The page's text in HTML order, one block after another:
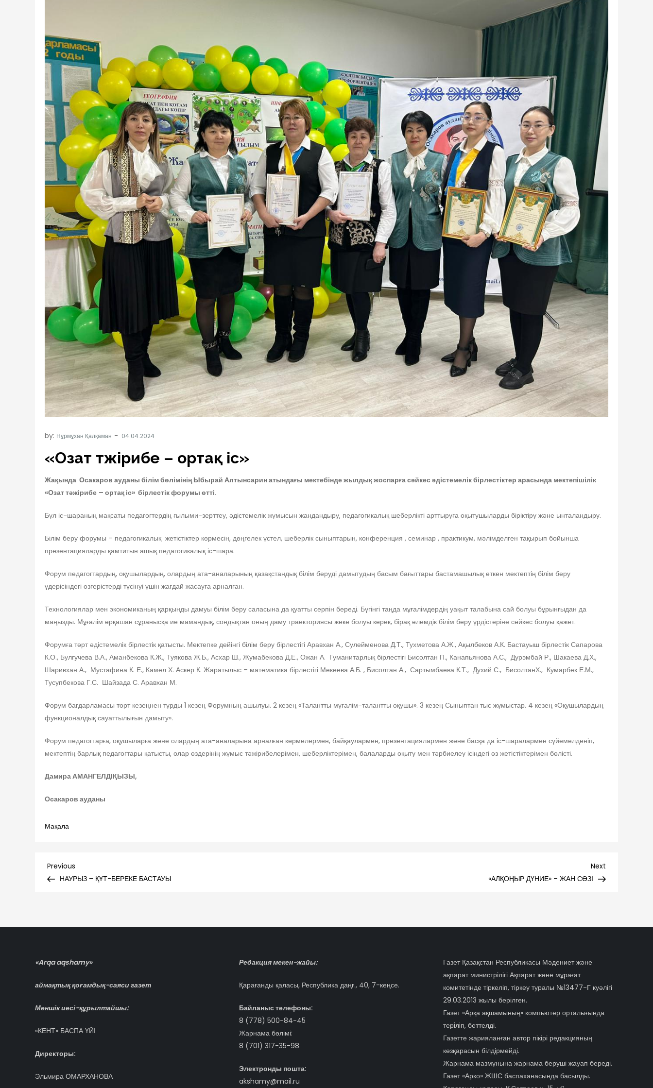
by: Нұрмұхан Қалқаман
«Озат тәжірибе – ортақ іс»
Жақында Осакаров ауданы білім бөлімінің Ыбырай Алтынсарин атындағы мектебіндежылдық жоспарға сәйкес әдістемелік бірлестіктер арасында мектепішілік
«Озат тәжірибе – ортақ іс» бірлестік форумы өтті.
Бұл іс-шараның мақсаты педагогтердің ғылыми-зерттеу, әдістемелік жұмысын жандандыру, педагогикалық шеберлікті арттыруға оқытушыларды біріктіру және ынталандыру.
Білім беру форумы – педагогикалық жетістіктер көрмесін, дөңгелек үстел, шеберлік сыныптарын, конференция , семинар , практикум, мәлімделген тақырып бойынша
презентацияларды қамтитын ашық педагогикалық іс-шара.
Форум педагогтардың, оқушылардың, олардың ата-аналарының қазақстандық білім беруді дамытудың басым бағыттары бастамашылық еткен мектептің білім беру
үдерісіндегі өзгерістерді түсінуі үшін жағдай жасауға арналған.
Технологиялар мен экономиканың қарқынды дамуы білім беру саласына да қуатты серпін береді. Бүгінгі таңда мұғалімдердің уақыт талабына сай болуы бұрынғыдан да
маңызды. Мұғалім әрқашан сұранысқа ие мамандық, сондықтан оның даму траекториясы жеке болуы керек, бірақ әлемдік білім беру үрдістеріне сәйкес болуы қажет.
Форумға төрт әдістемелік бірлестік қатысты. Мектепке дейінгі білім беру бірлестігі Аравхан А., Сулейменова Д.Т., Тухметова А.Ж., Ақылбеков А.К. Бастауыш бірлестік Сапарова
К.О., Булгучева В.А., Аманбекова К.Ж., Туякова Ж.Б., Асхар Ш., Жумабекова Д.Е., Ожан А. Гуманитарлық бірлестігі Бисолтан П., Канапьянова А.С., Дурэмбай Р., Шакаева Д.Х.,
Шаривхан А., Мустафина К. Е., Камел Х. Аскер К. Жаратылыс – математика бірлестігі Мекеева А.Б. , Бисолтан А., Сартымбаева К.Т., Духий С., БисолтанХ., Кумарбек Е.М.,
Тусупбекова Г.С. Шайзада С. Аравхан М.
Форум бағдарламасы төрт кезеңнен тұрды 1 кезең Форумның ашылуы. 2 кезең «Талантты мұғалім-талантты оқушы». 3 кезең Сыныптан тыс жұмыстар. 4 кезең «Оқушылардың
функционалдық сауаттылығын дамыту».
Форум педагогтарға, оқушыларға және олардың ата-аналарына арналған көрмелермен, байқаулармен, презентациялармен және басқа да іс-шаралармен сүйемелденіп,
мектептің барлық педагогтары қатысты, олар өздерінің жұмыс тәжірибелерімен, шеберліктерімен, балаларды оқыту мен тәрбиелеу ісіндегі өз жетістіктерімен бөлісті.
Дамира АМАНГЕЛДІҚЫЗЫ,
Осакаров ауданы
Мақала
Навигация
Previous
Post
Previous
НАУРЫЗ – ҚҰТ-БЕРЕКЕ БАСТАУЫ
Post
Next
«АЛҚОҢЫР ДҮНИЕ» – ЖАН СӨЗІ
«Arqa aqshamy»
аймақтық қоғамдық-саяси газет
Меншік иесі-құрылтайшы:
«КЕНТ» БАСПА ҮЙІ
Директоры:
Эльмира ОМАРХАНОВА
Редакция мекен-жайы:
Қарағанды қаласы, Республика даңғ., 40, 7-кеңсе.
Байланыс телефоны:
8 (778) 500-84-45
Жарнама бөлімі:
8 (701) 317-35-98
Электронды пошта:
akshamy@mail.ru
Газет Қазақстан Республикасы Мәдениет және
ақпарат министрілігі Ақпарат және мұрағат
комитетінде тіркеліп, тіркеу туралы №13477-Г куәлігі
29.03.2013 жылы берілген.
Газет «Арқа ақшамының» компьютер орталығында
терiлiп, беттелді.
Газетте жарияланған автор пікірі редакцияның
көзқарасын білдірмейді.
Жарнама мазмұнына жарнама беруші жауап береді.
Газет «Арко» ЖШС баспаханасында басылды.